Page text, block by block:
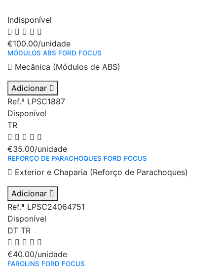
Indisponível
€100.00/unidade
MÓDULOS ABS FORD FOCUS
Mecânica (Módulos de ABS)
Adicionar
Ref.ª LPSC1887
Disponível
TR
€35.00/unidade
REFORÇO DE PARACHOQUES FORD FOCUS
Exterior e Chaparia (Reforço de Parachoques)
Adicionar
Ref.ª LPSC24064751
Disponível
DT TR
€40.00/unidade
FAROLINS FORD FOCUS